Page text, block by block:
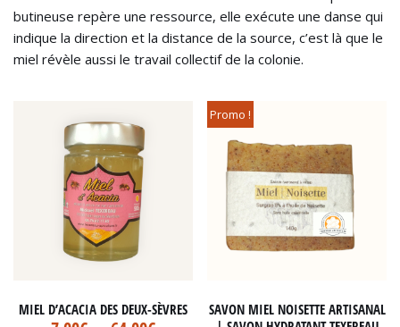
butineuse repère une ressource, elle exécute une danse qui
indique la direction et la distance de la source, c’est là que le
miel révèle aussi le travail collectif de la colonie.
MIEL D’ACACIA DES DEUX-SÈVRES
Promo !
SAVON MIEL NOISETTE ARTISANAL